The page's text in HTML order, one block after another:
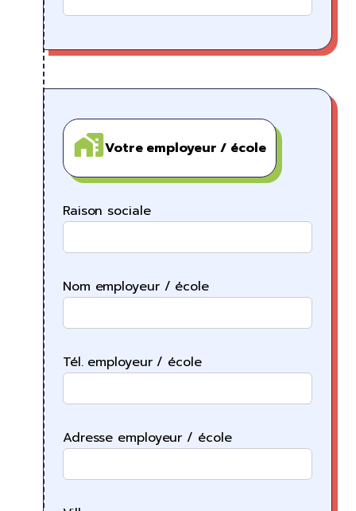
Votre employeur / école
Raison sociale
Nom employeur / école
Tél. employeur / école
Adresse employeur / école